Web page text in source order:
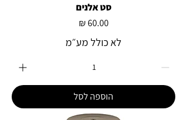
סט אלנים
מחיר
‏60.00 ‏₪
לא כולל מע״מ
הוספה לסל